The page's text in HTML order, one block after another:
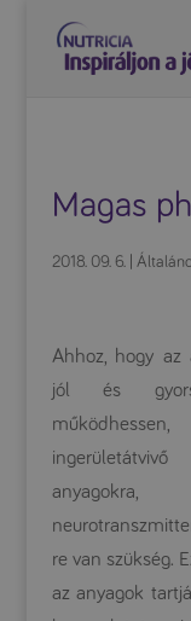
Magas
2018. 09. 6.|
Ahhoz, hogy az
jól és
működhessen,
ingerületátvivő
anyagokra,
re van szükség.
az anyagok